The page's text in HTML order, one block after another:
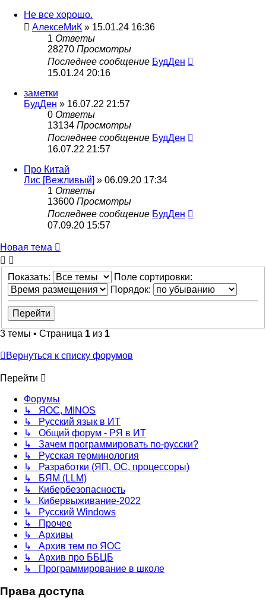
Не все хорошо.
АлексеМиК » 15.01.24 16:36
1 Ответы
28270 Просмотры
Последнее сообщение БудДен
15.01.24 20:16
заметки
БудДен » 16.07.22 21:57
0 Ответы
13134 Просмотры
Последнее сообщение БудДен
16.07.22 21:57
Про Китай
Лис [Вежливый] » 06.09.20 17:34
1 Ответы
13600 Просмотры
Последнее сообщение БудДен
07.09.20 15:57
Новая тема
Показать:
Поле сортировки:
Порядок:
3 темы • Страница 1 из 1
Вернуться к списку форумов
Перейти
Форумы
↳ ЯОС, MINOS
↳ Русский язык в ИТ
↳ Общий форум - РЯ в ИТ
↳ Зачем программировать по-русски?
↳ Русская терминология
↳ Разработки (ЯП, ОС, процессоры)
↳ БЯМ (LLM)
↳ Кибербезопасность
↳ Кибервыживание-2022
↳ Русский Windows
↳ Прочее
↳ Архивы
↳ Архив тем по ЯОС
↳ Архив про ББЦБ
↳ Программирование в школе
Права доступа